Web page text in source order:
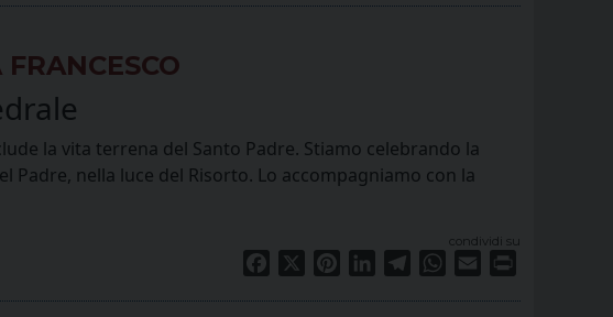
la vita terrena del Santo Padre. Stiamo celebrando la
Padre, nella luce del Risorto. Lo accompagniamo con la
condividi su
Facebook PinterestLinkedInTelegramWhatsApp
Email